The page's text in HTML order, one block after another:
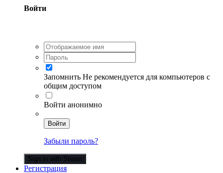
Войти
Запомнить Не рекомендуется для компьютеров с
общим доступом
Войти анонимно
Войти
Забыли пароль?
Sign in with Steam
Регистрация